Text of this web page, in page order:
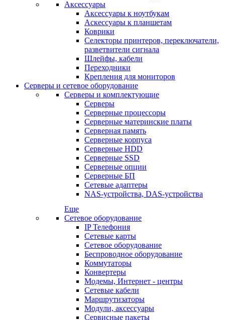
Аксессуары
Аксессуары к ноутбукам
Аскессуары к планшетам
Коврики
Селекторы принтеров, переключатели,
разветвители сигнала
Шлейфы, кабели
Переходники
Крепления для мониторов
Серверы и сетевое оборудование
Серверы и комплектующие
Серверы
Серверные процессоры
Серверные материнские платы
Серверная память
Серверные корпуса
Серверные HDD
Серверные SSD
Серверные опции
Серверные БП
Сетевые адаптеры
NAS-устройства, DAS-устройства
Еще
Сетевое оборудование
IP Телефония
Сетевые карты
Сетевое оборудование
Беспроводное оборудование
Коммутаторы
Конвертеры
Модемы, Интернет - центры
Сетевые кабели
Маршрутизаторы
Модули, аксессуары
Сервисные пакеты